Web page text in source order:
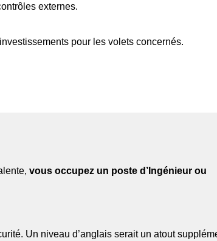
externes.
pour les volets concernés.
vous occupez un poste d’Ingénieur ou
Un niveau d’anglais serait un atout